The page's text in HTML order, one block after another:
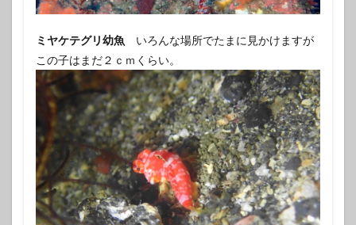
ミヤケテグリ幼魚 いろんな場所でたまに見かけますが
この子はまだ２ｃｍくらい。